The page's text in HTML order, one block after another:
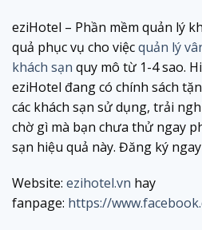
eziHotel – Phần mềm quản lý
quả phục vụ cho việcquản lý
khách sạn quy mô từ 1-4 sao.
eziHotel đang có chính sách
các khách sạn sử dụng, trải
chờ gì mà bạn chưa thử ngay
sạn hiệu quả này. Đăng ký
Website: ezihotel.vn hay
fanpage: https://